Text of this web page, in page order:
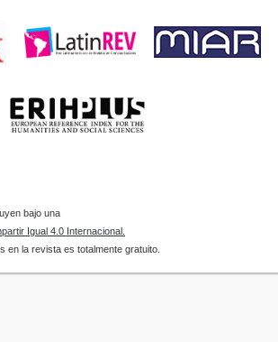
bajo una
Igual 4.0 Internacional.
en la revista es totalmente gratuito.